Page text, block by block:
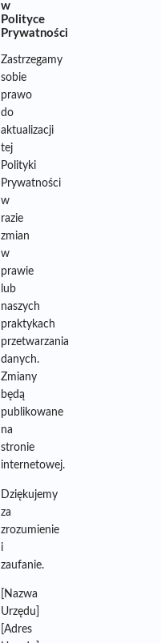
w
Polityce
Prywatności
Zastrzegamy
sobie
prawo
do
aktualizacji
tej
Polityki
Prywatności
w
razie
zmian
w
prawie
lub
naszych
praktykach
przetwarzania
danych.
Zmiany
będą
publikowane
na
stronie
internetowej.
Dziękujemy
za
zrozumienie
i
zaufanie.
[Nazwa
Urzędu]
[Adres